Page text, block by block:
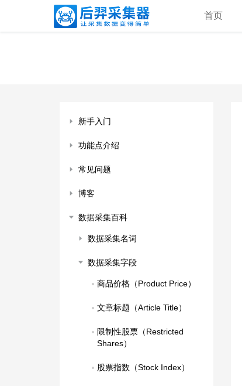
首页
新手入门
功能点介绍
常见问题
博客
数据采集百科
数据采集名词
数据采集字段
商品价格（Product Price）
文章标题（Article Title）
限制性股票（Restricted
Shares）
股票指数（Stock Index）